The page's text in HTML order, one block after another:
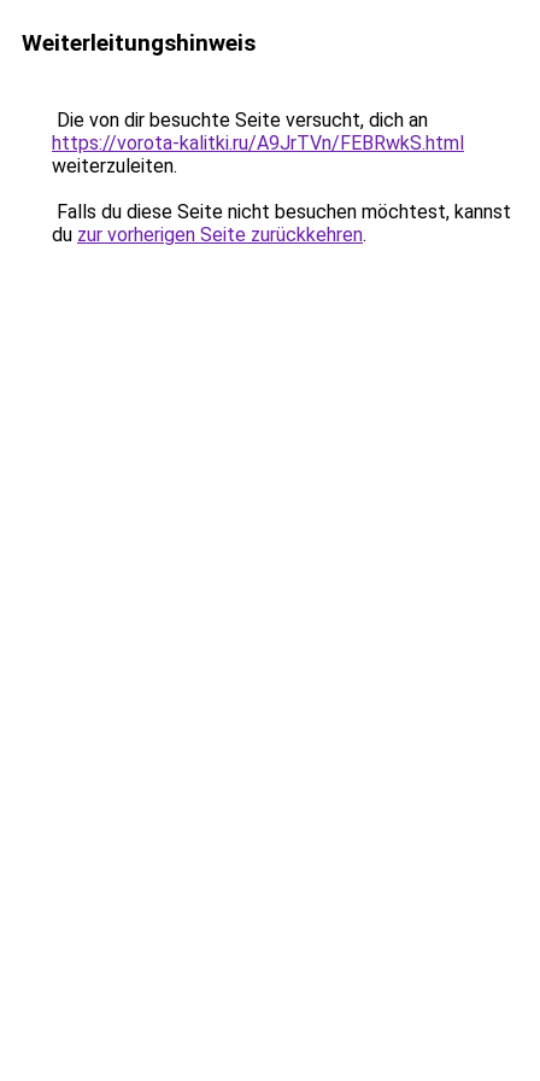
Weiterleitungshinweis
Die von dir besuchte Seite versucht, dich an
https://vorota-kalitki.ru/A9JrTVn/FEBRwkS.html
weiterzuleiten.
Falls du diese Seite nicht besuchen möchtest, kannst
du zur vorherigen Seite zurückkehren.